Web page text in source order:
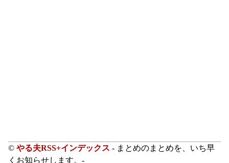
© やる夫RSS+インデックス - まとめのまとめを、いち早
くお知らせします。-